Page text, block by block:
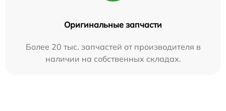
Оригинальные запчасти
Более 20 тыс. запчастей от производителя в
наличии на собственных складах.